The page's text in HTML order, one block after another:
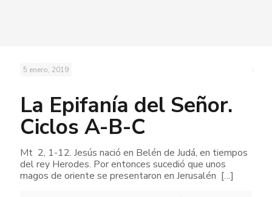
5 enero, 2019
La Epifanía del Señor.
Ciclos A-B-C
Mt 2, 1-12. Jesús nació en Belén de Judá, en tiempos
del rey Herodes. Por entonces sucedió que unos
magos de oriente se presentaron en Jerusalén […]